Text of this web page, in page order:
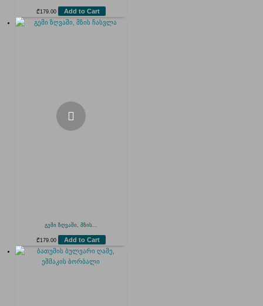
₾179.00 Add to Cart
გემი ზღვაში, მზის...
₾179.00 Add to Cart